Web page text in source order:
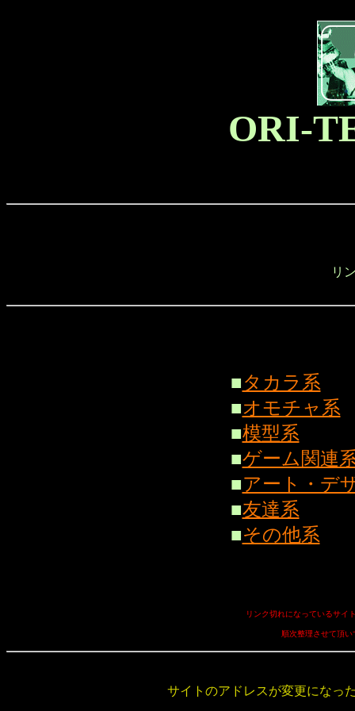
ORI-
リ
■タカラ系
■オモチャ系
■模型系
■ゲーム関連
■アート・デ
■友達系
■その他系
リンク切れになっているサイ
順次整理させて頂
サイトのアドレスが変更になっ